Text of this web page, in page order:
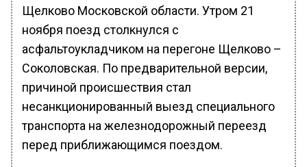
Щелково Московской области. Утром 21
ноября поезд столкнулся с
асфальтоукладчиком на перегоне Щелково –
Соколовская. По предварительной версии,
причиной происшествия стал
несанкционированный выезд специального
транспорта на железнодорожный переезд
перед приближающимся поездом.